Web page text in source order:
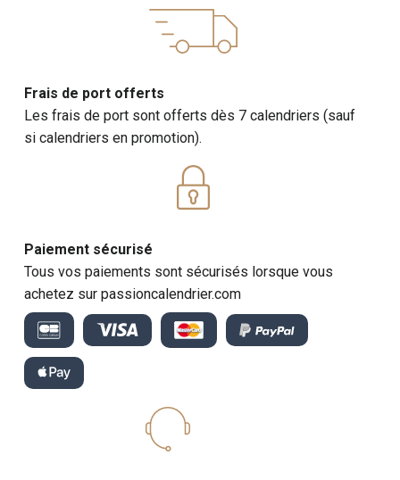
Frais de port offerts
Les frais de port sont offerts dès 7 calendriers (sauf
si calendriers en promotion).
Paiement sécurisé
Tous vos paiements sont sécurisés lorsque vous
achetez sur passioncalendrier.com